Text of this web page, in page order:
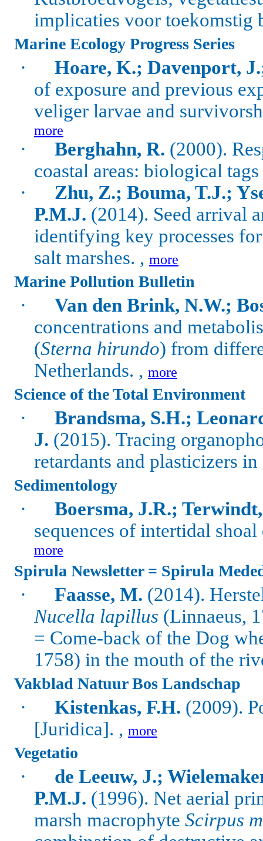
implicaties voor toekomstig
Marine Ecology Progress Series
·
Hoare, K.; Davenport,
of exposure and previous
veliger larvae and
more
· Berghahn, R. (2000).
coastal areas: biological
·
Zhu, Z.; Bouma, T.J.;
P.M.J. (2014). Seed arrival
identifying key processes
salt marshes. , more
Marine Pollution Bulletin
·
Van den Brink, N.W.;
concentrations and
(Sterna hirundo) from
Netherlands. , more
Science of the Total Environment
·
Brandsma, S.H.;
J. (2015). Tracing
retardants and plasticizers
Sedimentology
·
Boersma, J.R.;
sequences of intertidal
more
Spirula Newsletter = Spirula
· Faasse, M. (2014).
Nucella lapillus (Linnaeus,
= Come-back of the Dog
1758) in the mouth of the
Vakblad Natuur Bos Landschap
· Kistenkas, F.H. (2009).
[Juridica]. , more
Vegetatio
·
de Leeuw, J.;
P.M.J. (1996). Net aerial
marsh macrophyte Scirpus